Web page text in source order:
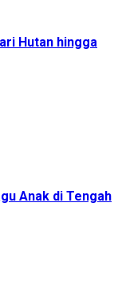
Hutan hingga
Anak di Tengah